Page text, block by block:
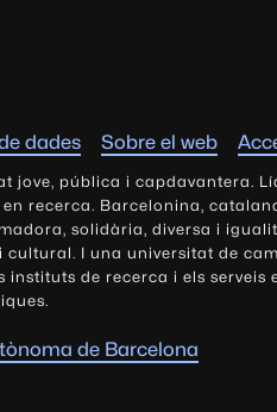
dades Sobre el web
jove, pública i capdavantera.
recerca. Barcelonina,
solidària, diversa i
I una universitat de
instituts de recerca i els serveis
de Barcelona